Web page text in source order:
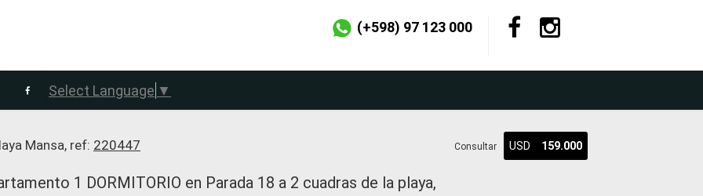
(+598) 97 123 000
Select Language ▼
Mansa, ref: 220447 Consultar USD 159.000
1 DORMITORIO en Parada 18 a 2 cuadras de la playa,